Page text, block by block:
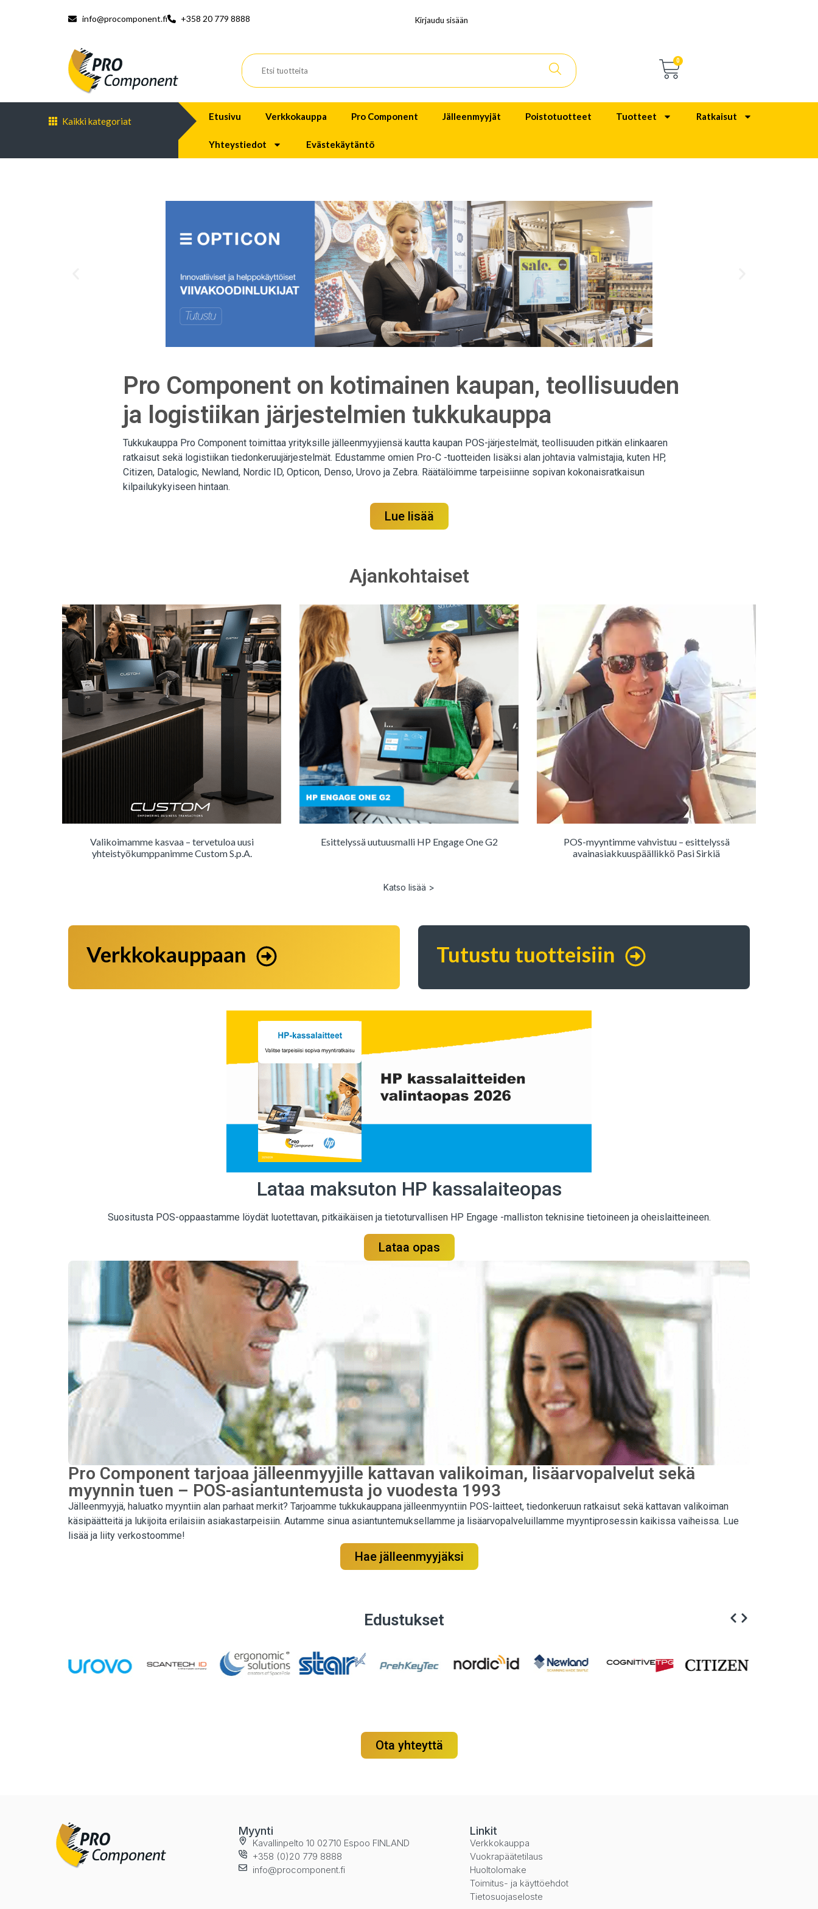
info@procomponent.fi +358 20 779 8888 Kirjaudu sisään
0
Kaikki kategoriat Etusivu Verkkokauppa Pro Component Jälleenmyyjät Poistotuotteet Tuotteet Ratkaisut
Yhteystiedot Evästekäytäntö
Pro Component on kotimainen kaupan, teollisuuden
ja logistiikan järjestelmien tukkukauppa
Tukkukauppa Pro Component toimittaa yrityksille jälleenmyyjiensä kautta kaupan POS-järjestelmät, teollisuuden pitkän elinkaaren
ratkaisut sekä logistiikan tiedonkeruujärjestelmät. Edustamme omien Pro-C -tuotteiden lisäksi alan johtavia valmistajia, kuten HP,
Citizen, Datalogic, Newland, Nordic ID, Opticon, Denso, Urovo ja Zebra. Räätälöimme tarpeisiinne sopivan kokonaisratkaisun
kilpailukykyiseen hintaan.
Lue lisää
Ajankohtaiset
Valikoimamme kasvaa – tervetuloa uusi
yhteistyökumppanimme Custom S.p.A.
Esittelyssä uutuusmalli HP Engage One G2
POS-myyntimme vahvistuu – esittelyssä
avainasiakkuuspäällikkö Pasi Sirkiä
Katso lisää >
Verkkokauppaan Tutustu tuotteisiin
Lataa maksuton HP kassalaiteopas
Suositusta POS-oppaastamme löydät luotettavan, pitkäikäisen ja tietoturvallisen HP Engage -malliston teknisine tietoineen ja oheislaitteineen.
Lataa opas
Pro Component tarjoaa jälleenmyyjille kattavan valikoiman, lisäarvopalvelut sekä
myynnin tuen – POS-asiantuntemusta jo vuodesta 1993
Jälleenmyyjä, haluatko myyntiin alan parhaat merkit? Tarjoamme tukkukauppana jälleenmyyntiin POS-laitteet, tiedonkeruun ratkaisut sekä kattavan valikoiman
käsipäätteitä ja lukijoita erilaisiin asiakastarpeisiin. Autamme sinua asiantuntemuksellamme ja lisäarvopalveluillamme myyntiprosessin kaikissa vaiheissa. Lue
lisää ja liity verkostoomme!
Hae jälleenmyyjäksi
Edustukset
Ota yhteyttä
Myynti
Kavallinpelto 10 02710 Espoo FINLAND
+358 (0)20 779 8888
info@procomponent.fi
Linkit
Verkkokauppa
Vuokrapäätetilaus
Huoltolomake
Toimitus- ja käyttöehdot
Tietosuojaseloste